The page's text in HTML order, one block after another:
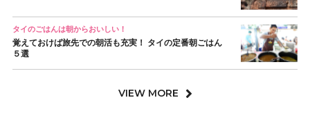
タイのごはんは朝からおいしい！
覚えておけば旅先での朝活も充実！ タイの定番朝ごはん
５選
VIEW MORE